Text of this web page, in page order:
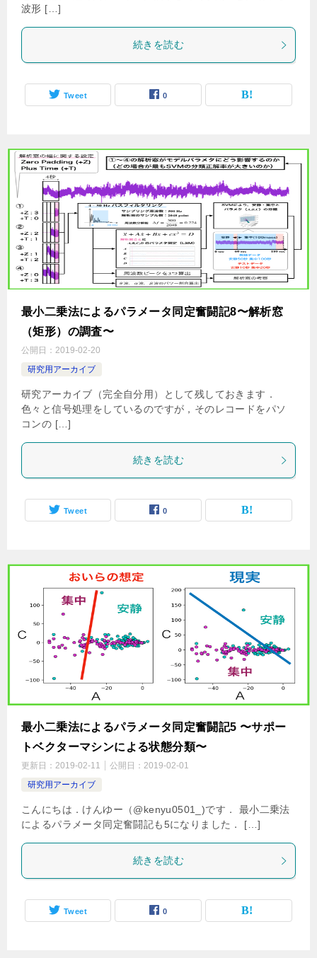
波形 […]
続きを読む
Tweet 0
最小二乗法によるパラメータ同定奮闘記8〜解析窓
（矩形）の調査〜
公開日： 2019-02-20
研究用アーカイブ
研究アーカイブ（完全自分用）として残しておきます．
色々と信号処理をしているのですが，そのレコードをパソ
コンの […]
続きを読む
Tweet 0
最小二乗法によるパラメータ同定奮闘記5 〜サポー
トベクターマシンによる状態分類〜
更新日： 2019-02-11 公開日： 2019-02-01
研究用アーカイブ
こんにちは．けんゆー（@kenyu0501_)です． 最小二乗法
によるパラメータ同定奮闘記も5になりました． […]
続きを読む
Tweet 0